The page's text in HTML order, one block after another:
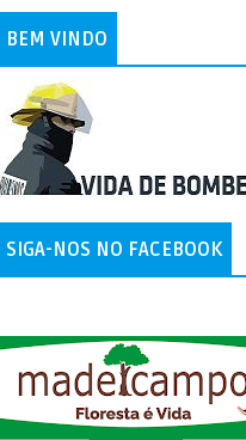
BEM VINDO
SIGA-NOS NO FACEBOOK